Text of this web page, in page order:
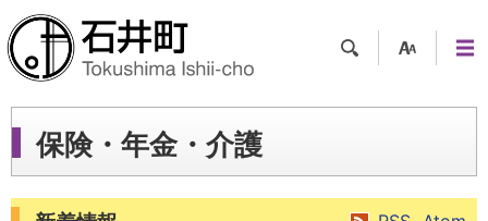
ツー
ュー
保険・年金・介護